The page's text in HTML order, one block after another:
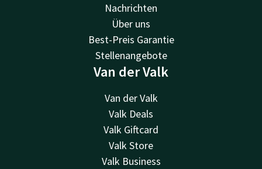
Nachrichten
Über uns
Best-Preis Garantie
Stellenangebote
Van der Valk
Van der Valk
Valk Deals
Valk Giftcard
Valk Store
Valk Business